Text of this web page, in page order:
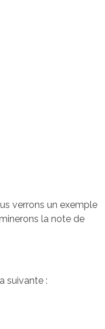
verrons un exemple
la note de
suivante :